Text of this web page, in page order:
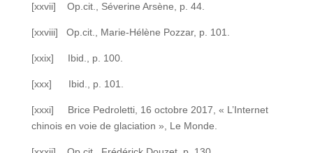
[xxvii] Op.cit., Séverine Arsène, p. 44.
[xxviii] Op.cit., Marie-Hélène Pozzar, p. 101.
[xxix] Ibid., p. 100.
[xxx] Ibid., p. 101.
[xxxi] Brice Pedroletti, 16 octobre 2017, « L’Internet
chinois en voie de glaciation », Le Monde.